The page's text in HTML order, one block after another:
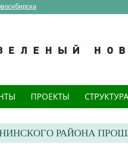
ПРОЕКТЫ СТРУКТУРА
РАЙОНА